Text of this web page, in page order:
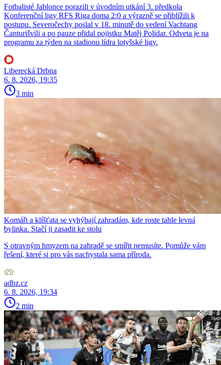
Fotbalisté Jablonce porazili v úvodním utkání 3. předkola
Konferenční ligy RFS Riga doma 2:0 a výrazně se přiblížili k
postupu. Severočechy poslal v 18. minutě do vedení Vachtang
Čanturišvili a po pauze přidal pojistku Matěj Polidar. Odveta je na
programu za týden na stadionu lídra lotyšské ligy.
Liberecká Drbna
6. 8. 2026, 19:35
3 min
Komáři a klíšťata se vyhýbají zahradám, kde roste tahle levná
bylinka. Stačí ji zasadit ke stolu
S otravným hmyzem na zahradě se smířit nemusíte. Pomůže vám
řešení, které si pro vás nachystala sama příroda.
adbz.cz
6. 8. 2026, 19:34
2 min